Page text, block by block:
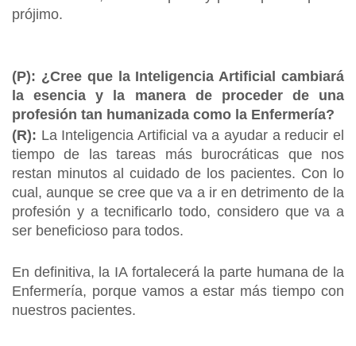
prójimo.
(P): ¿Cree que la Inteligencia Artificial cambiará
la esencia y la manera de proceder de una
profesión tan humanizada como la Enfermería?
(R): La Inteligencia Artificial va a ayudar a reducir el
tiempo de las tareas más burocráticas que nos
restan minutos al cuidado de los pacientes. Con lo
cual, aunque se cree que va a ir en detrimento de la
profesión y a tecnificarlo todo, considero que va a
ser beneficioso para todos.
En definitiva, la IA fortalecerá la parte humana de la
Enfermería, porque vamos a estar más tiempo con
nuestros pacientes.